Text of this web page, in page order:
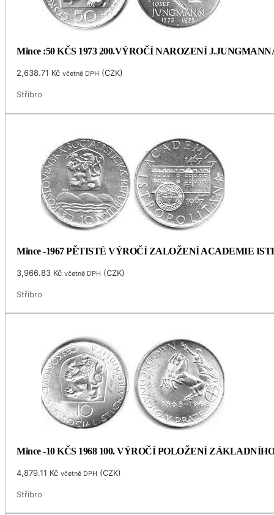
Mince :50 KČS 1973 200.VÝROČÍ NAROZENÍ
2,638.71 Kč včetně DPH (CZK)
Stříbro
Mince -1967 PĚTISTÉ VÝROČÍ ZALOŽENÍ ACADEMIE
3,966.83 Kč včetně DPH (CZK)
Stříbro
Mince -10 KČS 1968 100. VÝROČÍ POLOŽENÍ
4,879.11 Kč včetně DPH (CZK)
Stříbro